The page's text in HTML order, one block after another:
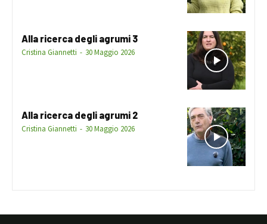
Alla ricerca degli agrumi 3
Cristina Giannetti - 30 Maggio 2026
Alla ricerca degli agrumi 2
Cristina Giannetti - 30 Maggio 2026